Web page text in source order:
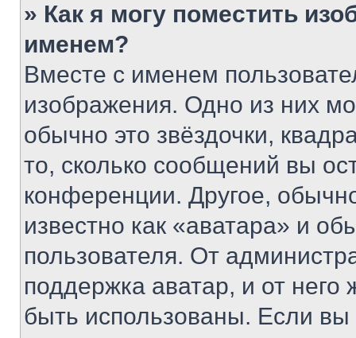
» Как я могу поместить
именем?
Вместе с именем
изображения. Одно из них
обычно это звёздочки,
то, сколько сообщений вы
конференции. Другое,
известно как «аватара» и
пользователя. От
поддержка аватар, и от него
быть использованы. Если